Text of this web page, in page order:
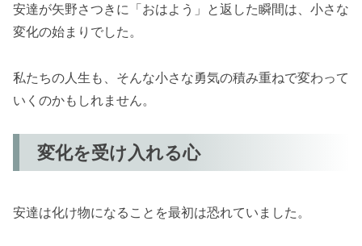
安達が矢野さつきに「おはよう」と返した瞬間は、小さな
変化の始まりでした。
私たちの人生も、そんな小さな勇気の積み重ねで変わって
いくのかもしれません。
変化を受け入れる心
安達は化け物になることを最初は恐れていました。